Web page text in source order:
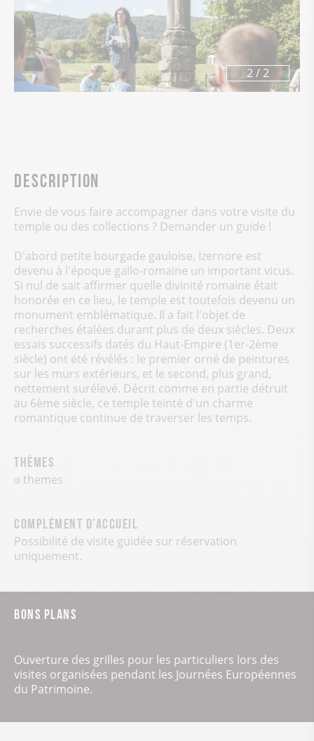
1/ 2
Description
Envie de vous faire accompagner dans votre visite du
temple ou des collections ? Demander un guide !
D'abord petite bourgade gauloise, Izernore est
devenu à l'époque gallo-romaine un important vicus.
Si nul de sait affirmer quelle divinité romaine était
honorée en ce lieu, le temple est toutefois devenu un
monument emblématique. Il a fait l'objet de
recherches étalées durant plus de deux siècles. Deux
essais successifs datés du Haut-Empire (1er-2ème
siècle) ont été révélés : le premier orné de peintures
sur les murs extérieurs, et le second, plus grand,
nettement surélevé. Décrit comme en partie détruit
au 6ème siècle, ce temple teinté d'un charme
romantique continue de traverser les temps.
Thèmes
themes
Complément d’accueil
Possibilité de visite guidée sur réservation
uniquement.
Bons plans
Ouverture des grilles pour les particuliers lors des
visites organisées pendant les Journées Européennes
du Patrimoine.